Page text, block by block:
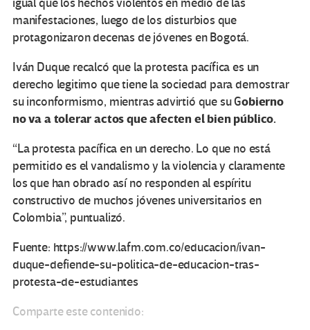
igual que los hechos violentos en medio de las
manifestaciones, luego de los disturbios que
protagonizaron decenas de jóvenes en Bogotá.
Iván Duque recalcó que la protesta pacífica es un
derecho legitimo que tiene la sociedad para demostrar
su inconformismo, mientras advirtió que su Gobierno
no va a tolerar actos que afecten el bien público.
“La protesta pacífica en un derecho. Lo que no está
permitido es el vandalismo y la violencia y claramente
los que han obrado así no responden al espíritu
constructivo de muchos jóvenes universitarios en
Colombia”, puntualizó.
Fuente: https://www.lafm.com.co/educacion/ivan-
duque-defiende-su-politica-de-educacion-tras-
protesta-de-estudiantes
Comparte este contenido: